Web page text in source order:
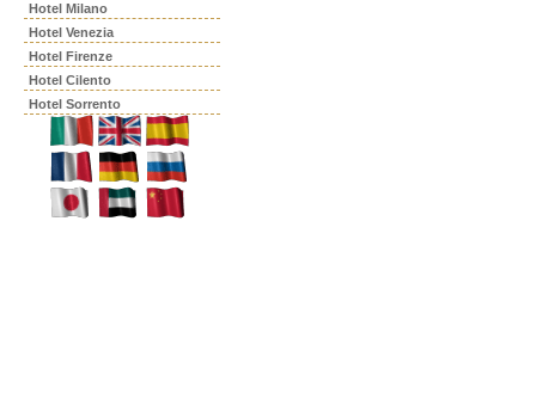
Hotel Milano
Hotel Venezia
Hotel Firenze
Hotel Cilento
Hotel Sorrento